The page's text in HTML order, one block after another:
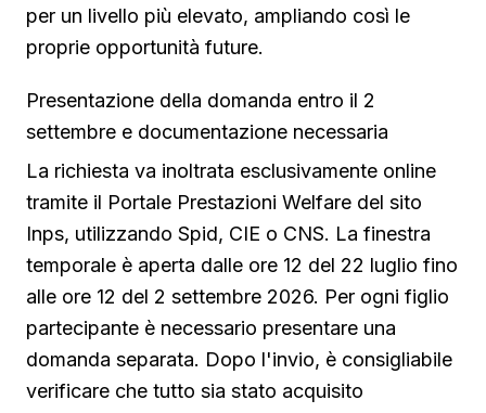
per un livello più elevato, ampliando così le
proprie opportunità future.
Presentazione della domanda entro il 2
settembre e documentazione necessaria
La richiesta va inoltrata esclusivamente online
tramite il Portale Prestazioni Welfare del sito
Inps, utilizzando Spid, CIE o CNS. La finestra
temporale è aperta dalle ore 12 del 22 luglio fino
alle ore 12 del 2 settembre 2026. Per ogni figlio
partecipante è necessario presentare una
domanda separata. Dopo l'invio, è consigliabile
verificare che tutto sia stato acquisito